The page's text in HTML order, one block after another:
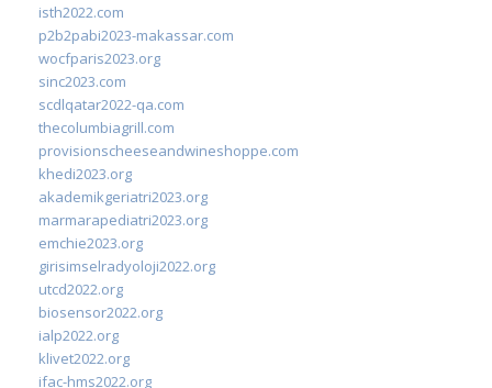
isth2022.com
p2b2pabi2023-makassar.com
wocfparis2023.org
sinc2023.com
scdlqatar2022-qa.com
thecolumbiagrill.com
provisionscheeseandwineshoppe.com
khedi2023.org
akademikgeriatri2023.org
marmarapediatri2023.org
emchie2023.org
girisimselradyoloji2022.org
utcd2022.org
biosensor2022.org
ialp2022.org
klivet2022.org
ifac-hms2022.org